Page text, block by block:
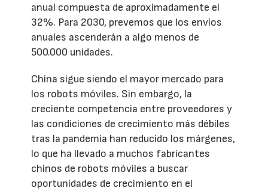
anual compuesta de aproximadamente el
32%. Para 2030, prevemos que los envíos
anuales ascenderán a algo menos de
500.000 unidades.
China sigue siendo el mayor mercado para
los robots móviles. Sin embargo, la
creciente competencia entre proveedores y
las condiciones de crecimiento más débiles
tras la pandemia han reducido los márgenes,
lo que ha llevado a muchos fabricantes
chinos de robots móviles a buscar
oportunidades de crecimiento en el